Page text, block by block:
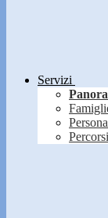
Servizi